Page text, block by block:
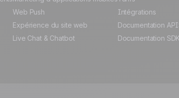
Web Push
Expérience du site web
Live Chat & Chatbot
Intégrations
Documentation API
Documentation